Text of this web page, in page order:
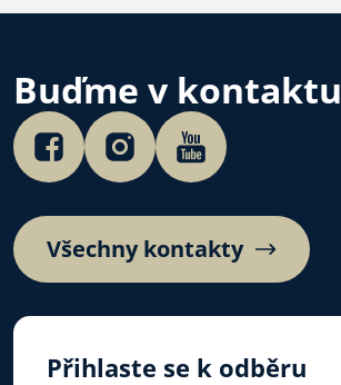
Buďme v kontaktu
Všechny kontakty
Přihlaste se k odběru